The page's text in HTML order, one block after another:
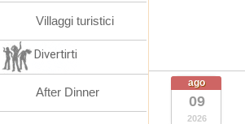
ago
09
2026
Villaggi turistici
Divertirti
After Dinner